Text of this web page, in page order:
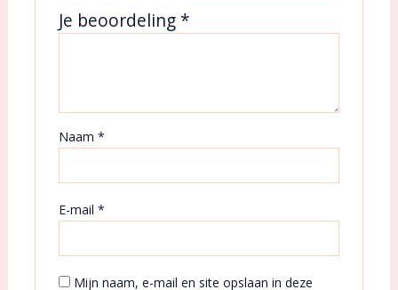
Je beoordeling *
Naam*
E-mail*
Mijn naam, e-mail en site opslaan in deze